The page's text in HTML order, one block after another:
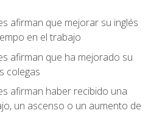
afirman que mejorar su inglés
en el trabajo
afirman que ha mejorado su
colegas
afirman haber recibido una
un ascenso o un aumento de